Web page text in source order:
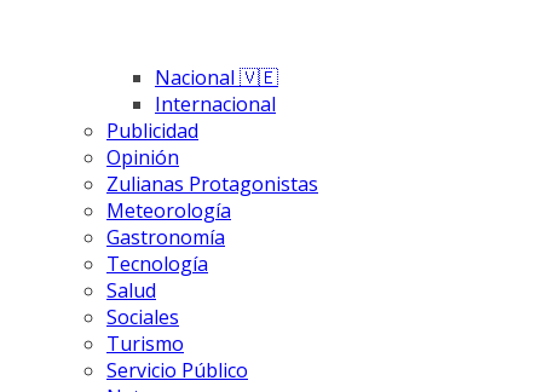
Nacional 🇻🇪
Internacional
Publicidad
Opinión
Zulianas Protagonistas
Meteorología
Gastronomía
Tecnología
Salud
Sociales
Turismo
Servicio Público